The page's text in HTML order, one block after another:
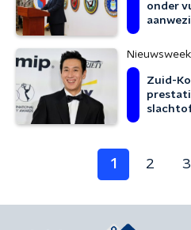
onder
Zuid-
1 2 3